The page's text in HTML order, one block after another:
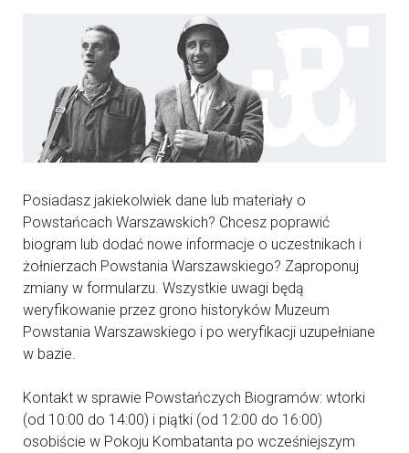
Posiadasz jakiekolwiek dane lub materiały o
Powstańcach Warszawskich? Chcesz poprawić
biogram lub dodać nowe informacje o uczestnikach i
żołnierzach Powstania Warszawskiego? Zaproponuj
zmiany w formularzu. Wszystkie uwagi będą
weryfikowanie przez grono historyków Muzeum
Powstania Warszawskiego i po weryfikacji uzupełniane
w bazie.
Kontakt w sprawie Powstańczych Biogramów: wtorki
(od 10:00 do 14:00) i piątki (od 12:00 do 16:00)
osobiście w Pokoju Kombatanta po wcześniejszym